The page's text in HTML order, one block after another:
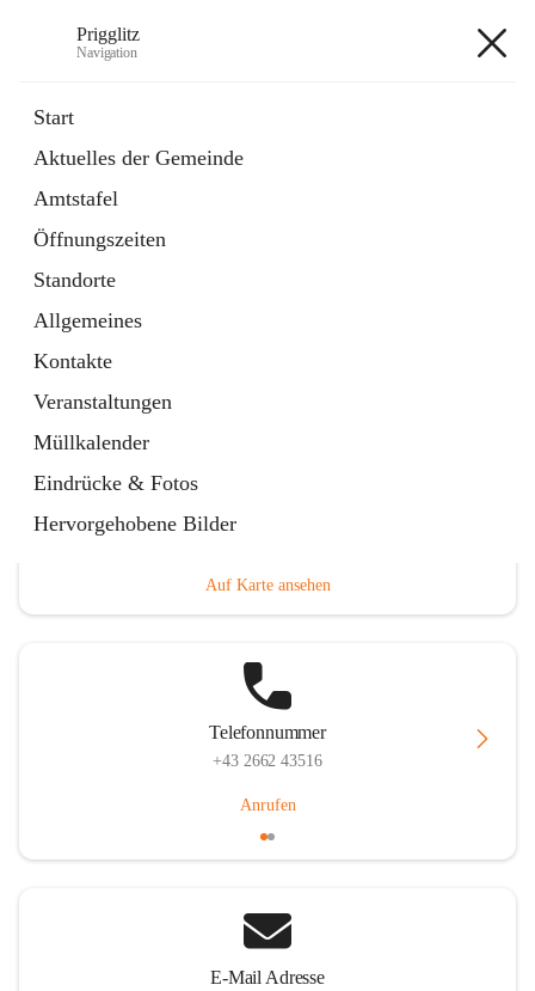
Prigglitz
Navigation
Start
Aktuelles der Gemeinde
Amtstafel
Öffnungszeiten
Standorte
Allgemeines
Kontakte
Veranstaltungen
Müllkalender
Eindrücke & Fotos
Hervorgehobene Bilder
Externe Webseite
in
Tab
Gemeindezeitung
Ordner
öffnet
in
neuem
Tab
Hauptadresse
Auf Karte ansehen
Telefonnummer
+43 2662 43516
Anrufen
E-Mail Adresse